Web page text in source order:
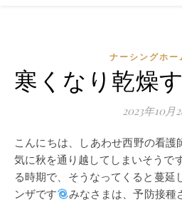
ナーシングホー
寒くなり乾燥
2023年10月
こんにちは、しあわせ西野の看護
気に秋を通り越してしまいそうです
る時期で、そうなってくると蔓延
ンザです
みなさまは、予防接種